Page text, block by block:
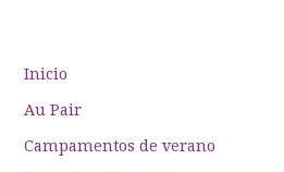
Inicio
Au Pair
Campamentos de verano